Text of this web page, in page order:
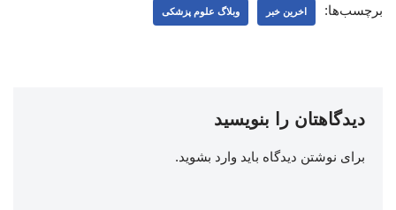
برچسب‌ها: اخرین خبر وبلاگ علوم پزشکی
دیدگاهتان را بنویسید
برای نوشتن دیدگاه باید وارد بشوید.